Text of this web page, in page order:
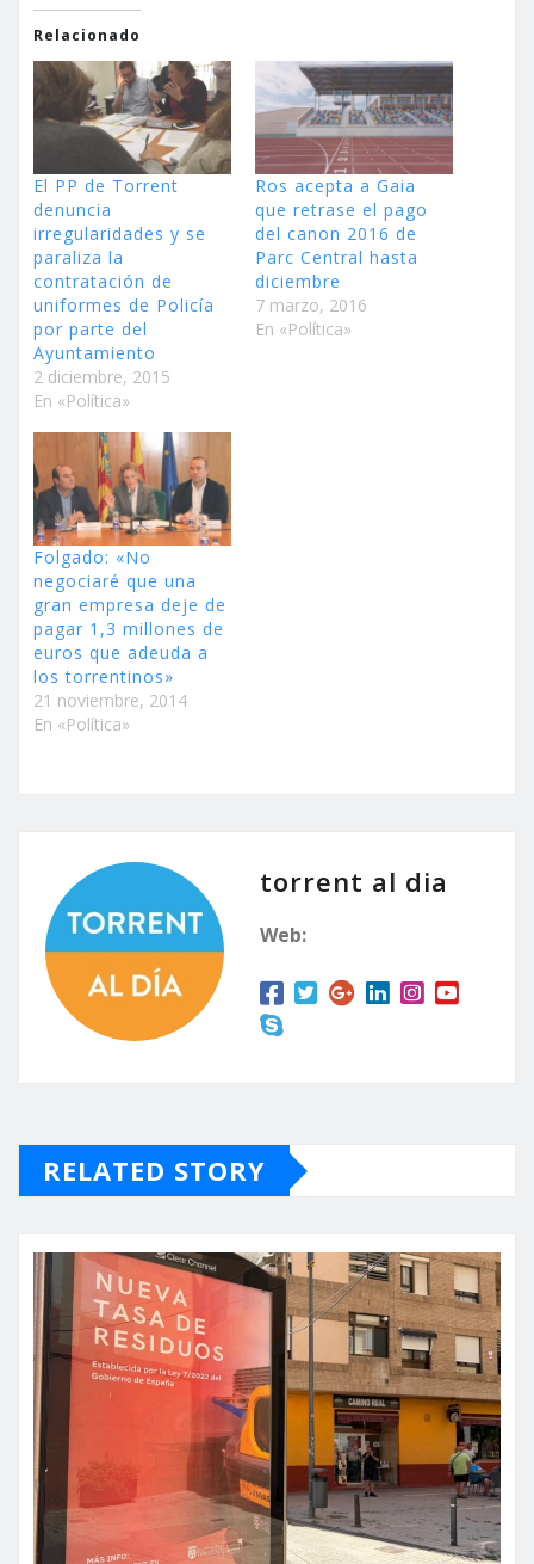
Relacionado
El PP de Torrent
denuncia
irregularidades y se
paraliza la
contratación de
uniformes de Policía
por parte del
Ayuntamiento
2 diciembre, 2015
En «Política»
Ros acepta a Gaia
que retrase el pago
del canon 2016 de
Parc Central hasta
diciembre
7 marzo, 2016
En «Política»
Folgado: «No
negociaré que una
gran empresa deje de
pagar 1,3 millones de
euros que adeuda a
los torrentinos»
21 noviembre, 2014
En «Política»
torrent al dia
Web:
RELATED STORY